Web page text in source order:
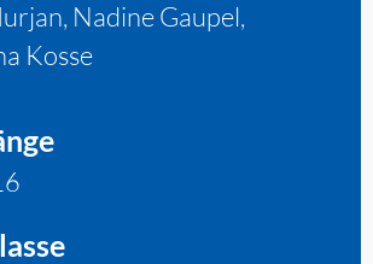
Nadine Gaupel,
Kosse